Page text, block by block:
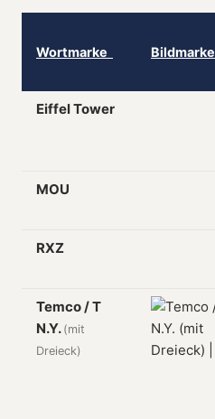
Wortmarke Bildmarke
Eiffel Tower
MOU
RXZ
Temco / T
N.Y. (mit
Dreieck)